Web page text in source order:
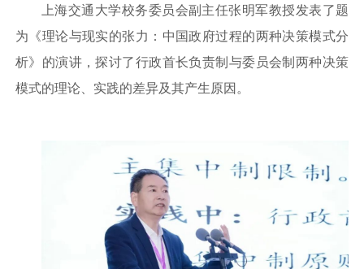
上海交通大学校务委员会副主任张明军教授发表了题
为《理论与现实的张力：中国政府过程的两种决策模式分
析》的演讲，探讨了行政首长负责制与委员会制两种决策
模式的理论、实践的差异及其产生原因。